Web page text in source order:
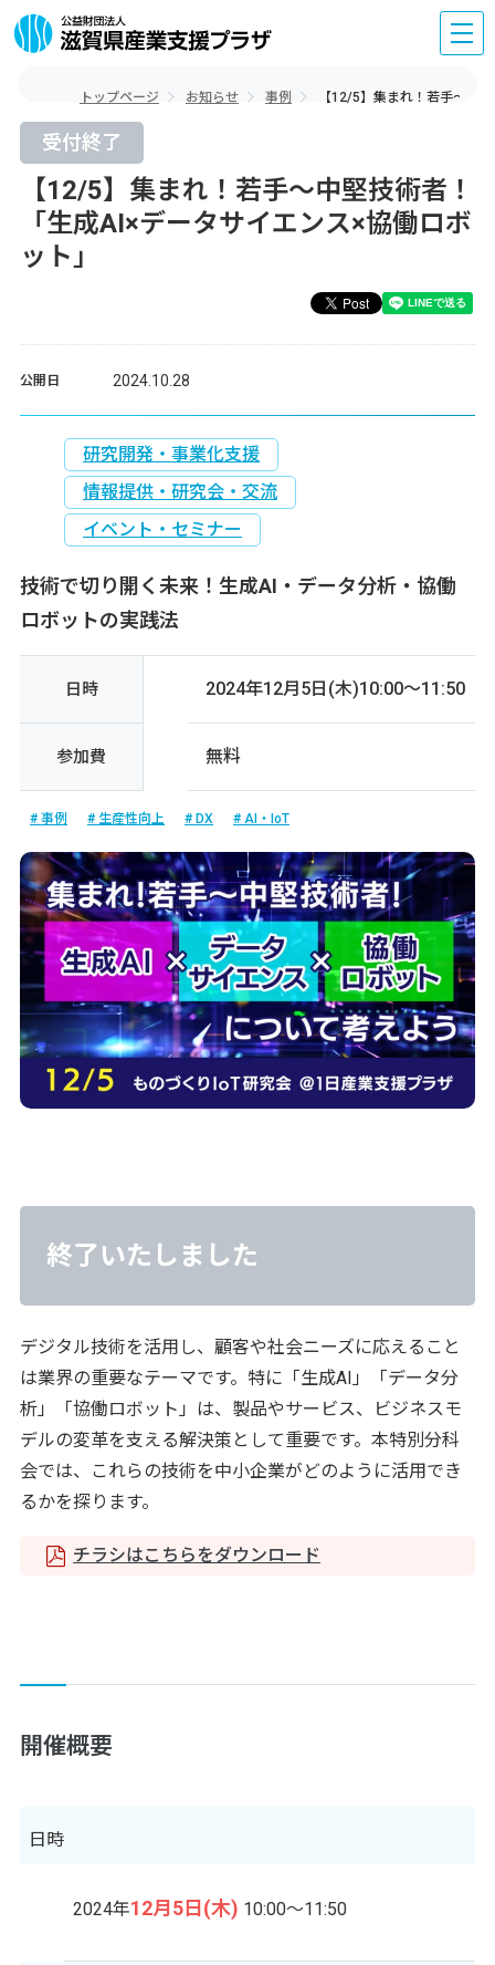
トップページ お知らせ 事例 【12/5】集まれ！若手～中
受付終了
【12/5】集まれ！若手～中堅技術者！
「生成AI×データサイエンス×協働ロボ
ット」
公開日 2024.10.28
研究開発・事業化支援
情報提供・研究会・交流
イベント・セミナー
技術で切り開く未来！生成AI・データ分析・協働
ロボットの実践法
日時 2024年12月5日(木)10:00～11:50
参加費 無料
事例 生産性向上 DX AI・IoT
終了いたしました
デジタル技術を活用し、顧客や社会ニーズに応えること
は業界の重要なテーマです。特に「生成AI」「データ分
析」「協働ロボット」は、製品やサービス、ビジネスモ
デルの変革を支える解決策として重要です。本特別分科
会では、これらの技術を中小企業がどのように活用でき
るかを探ります。
チラシはこちらをダウンロード
開催概要
日時
2024年12月5日(木) 10:00～11:50